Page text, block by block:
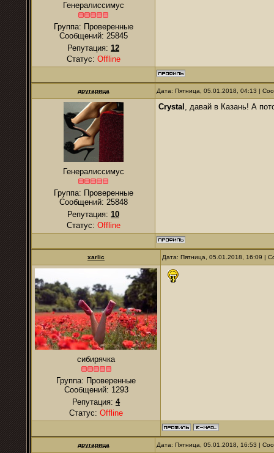
Генералиссимус
Группа: Проверенные
Сообщений: 25845
Репутация: 12
Статус: Offline
другарица Дата: Пятница, 05.01.2018, 04:13 |
Генералиссимус
Группа: Проверенные
Сообщений: 25848
Репутация: 10
Статус: Offline
Crystal , давай в Казань! А
xarlic Дата: Пятница, 05.01.2018, 16:09 |
сибирячка
Группа: Проверенные
Сообщений: 1293
Репутация: 4
Статус: Offline
другарица Дата: Пятница, 05.01.2018, 16:53 |